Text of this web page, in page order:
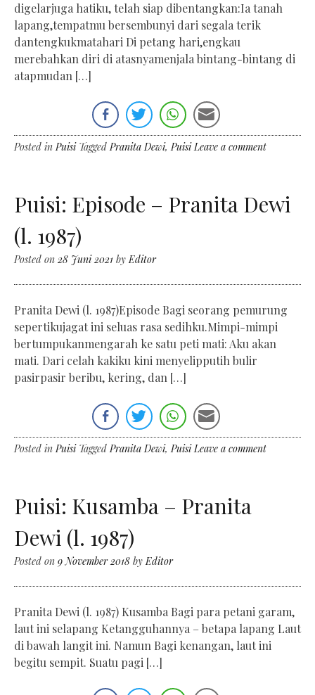
digelarjuga hatiku, telah siap dibentangkan:Ia tanah
lapang,tempatmu bersembunyi dari segala terik
dantengkukmatahari Di petang hari,engkau
merebahkan diri di atasnyamenjala bintang-bintang di
atapmudan […]
Posted inPuisi TaggedPranita Dewi,Puisi Leave a comment
Puisi: Episode – Pranita Dewi
(l. 1987)
Posted on 28 Juni 2021 byEditor
Pranita Dewi (l. 1987)Episode Bagi seorang pemurung
sepertikujagat ini seluas rasa sedihku.Mimpi-mimpi
bertumpukanmengarah ke satu peti mati: Aku akan
mati. Dari celah kakiku kini menyelipputih bulir
pasirpasir beribu, kering, dan […]
Posted inPuisi TaggedPranita Dewi,Puisi Leave a comment
Puisi: Kusamba – Pranita
Dewi (l. 1987)
Posted on 9 November 2018 byEditor
Pranita Dewi (l. 1987) Kusamba Bagi para petani garam,
laut ini selapang Ketangguhannya – betapa lapang Laut
di bawah langit ini. Namun Bagi kenangan, laut ini
begitu sempit. Suatu pagi […]